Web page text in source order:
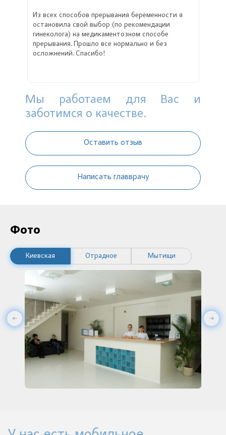
Из всех способов прерывания беременности я
остановила свой выбор (по рекомендации
гинеколога) на медикаментозном способе
прерывания. Прошло все нормально и без
осложнений. Спасибо!
Мы работаем для Вас и
заботимся о качестве.
Оставить отзыв
Написать главврачу
Фото
Киевская Отрадное Мытищи